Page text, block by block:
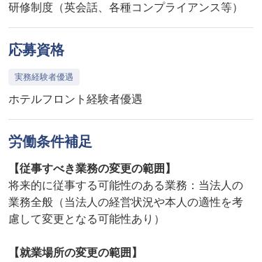
研修制度（英会話、各種コンプライアンス等）
応募資格
実務経験者優遇
ホテルフロント経験者優遇
労働条件補足
【従事すべき業務の変更の範囲】
将来的に従事する可能性のある業務：当法人の
業務全般（当法人の経営状況や本人の適性を考
慮して変更となる可能性あり）
【就業場所の変更の範囲】